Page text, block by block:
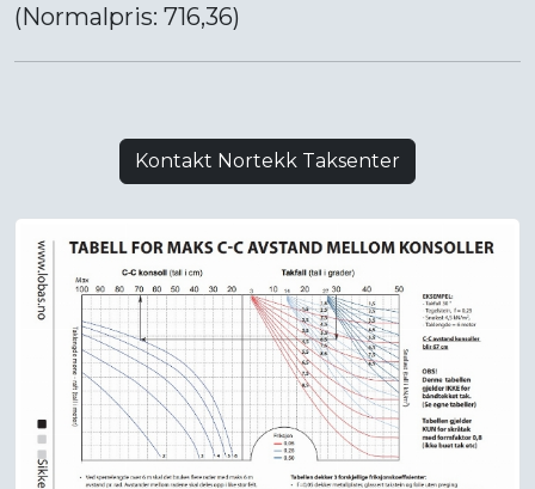
(Normalpris: 716,36)
Kontakt Nortekk Taksenter